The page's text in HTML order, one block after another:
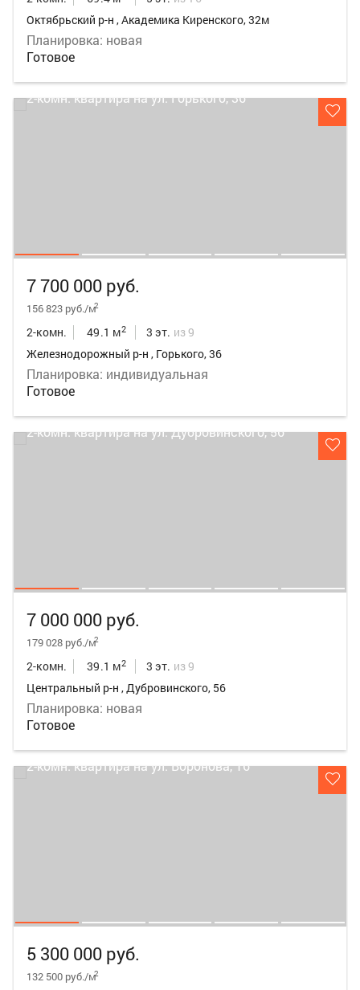
Октябрьский р-н , Академика Киренского, 32м
Планировка: новая
Готовое
7 700 000 руб.
156 823 руб./м2
2-комн. 49.1 м2 3 эт. из 9
Железнодорожный р-н , Горького, 36
Планировка: индивидуальная
Готовое
7 000 000 руб.
179 028 руб./м2
2-комн. 39.1 м2 3 эт. из 9
Центральный р-н , Дубровинского, 56
Планировка: новая
Готовое
5 300 000 руб.
132 500 руб./м2